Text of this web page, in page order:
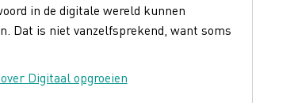
in de digitale wereld kunnen
Dat is niet vanzelfsprekend, want soms
Digitaal opgroeien